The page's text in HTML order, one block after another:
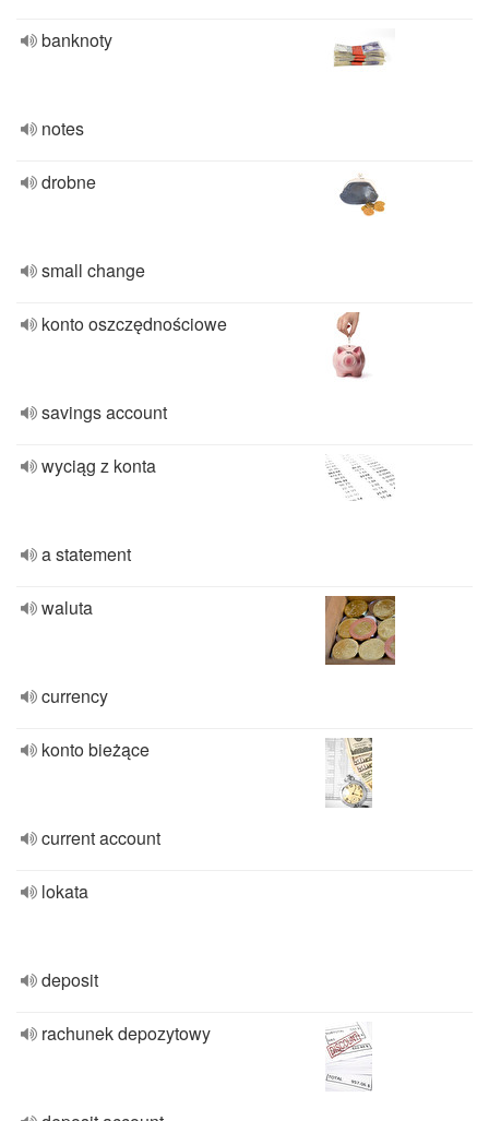
banknoty
notes
drobne
small change
konto oszczędnościowe
savings account
wyciąg z konta
a statement
waluta
currency
konto bieżące
current account
lokata
deposit
rachunek depozytowy